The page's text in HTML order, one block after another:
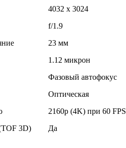
4032 x 3024
f/1.9
23 мм
1.12 микрон
Фазовый автофокус
Оптическая
2160p (4K) при 60 FPS
3D)
Да